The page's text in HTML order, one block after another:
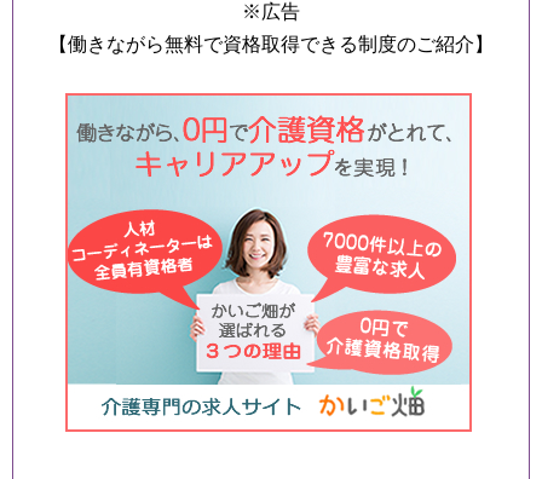
※広告
【働きながら無料で資格取得できる制度のご紹介】